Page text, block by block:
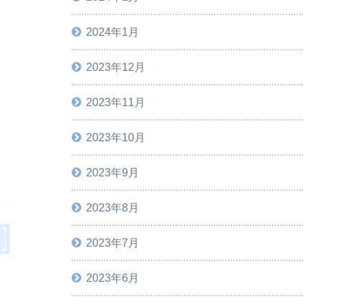
2024年1月
2023年12月
2023年11月
2023年10月
2023年9月
2023年8月
2023年7月
2023年6月